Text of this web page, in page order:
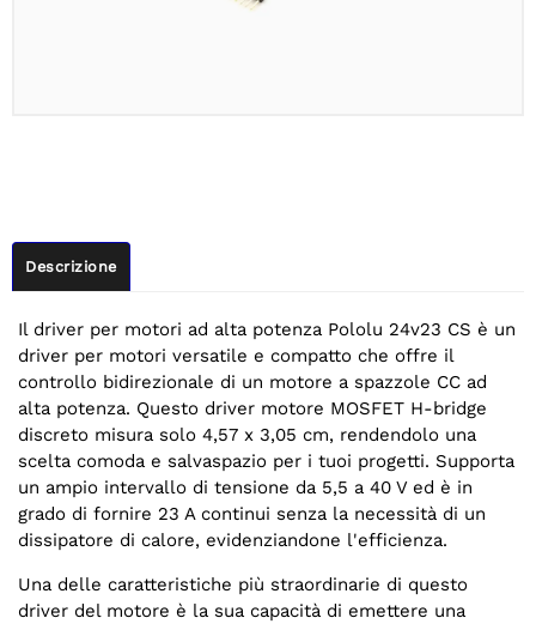
Descrizione
Il driver per motori ad alta potenza Pololu 24v23 CS è un
driver per motori versatile e compatto che offre il
controllo bidirezionale di un motore a spazzole CC ad
alta potenza. Questo driver motore MOSFET H-bridge
discreto misura solo 4,57 x 3,05 cm, rendendolo una
scelta comoda e salvaspazio per i tuoi progetti. Supporta
un ampio intervallo di tensione da 5,5 a 40 V ed è in
grado di fornire 23 A continui senza la necessità di un
dissipatore di calore, evidenziandone l'efficienza.
Una delle caratteristiche più straordinarie di questo
driver del motore è la sua capacità di emettere una